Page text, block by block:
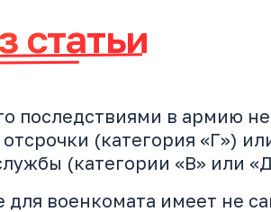
статьи
последствиями в армию
(категория «Г»)
(категории «В» или
для военкомата имеет не